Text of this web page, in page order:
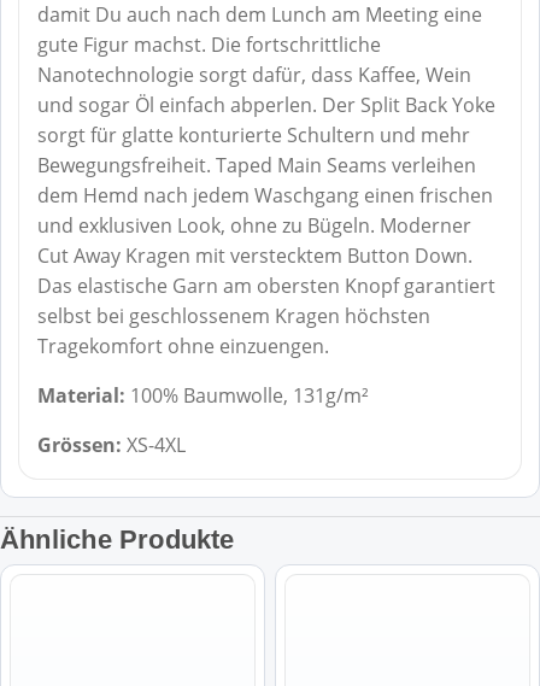
damit Du auch nach dem Lunch am Meeting eine
gute Figur machst. Die fortschrittliche
Nanotechnologie sorgt dafür, dass Kaffee, Wein
und sogar Öl einfach abperlen. Der Split Back Yoke
sorgt für glatte konturierte Schultern und mehr
Bewegungsfreiheit. Taped Main Seams verleihen
dem Hemd nach jedem Waschgang einen frischen
und exklusiven Look, ohne zu Bügeln. Moderner
Cut Away Kragen mit verstecktem Button Down.
Das elastische Garn am obersten Knopf garantiert
selbst bei geschlossenem Kragen höchsten
Tragekomfort ohne einzuengen.
Material: 100% Baumwolle, 131g/m²
Grössen: XS-4XL
Ähnliche Produkte